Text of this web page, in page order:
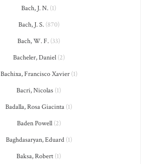
Bach, J. N. (1)
Bach, J. S.(870)
Bach, W. F. (33)
Bacheler, Daniel(2)
Bachixa, Francisco Xavier(1)
Bacri, Nicolas (1)
Badalla, Rosa Giacinta (1)
Baden Powell(2)
Baghdasaryan, Eduard(1)
Baksa, Robert (1)